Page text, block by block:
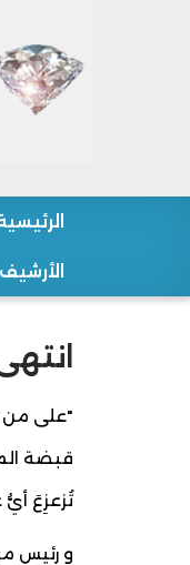
الأرشيف
"على من
قبضة
تُزعزِعَ
و رئيس